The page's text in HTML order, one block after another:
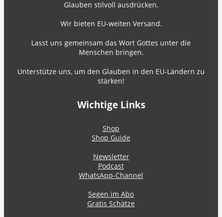
Glauben stilvoll ausdrücken.
Wir bieten EU-weiten Versand.
Lasst uns gemeinsam das Wort Gottes unter die
Menschen bringen.
Unterstütze uns, um den Glauben in den EU-Ländern zu
stärken!
Wichtige Links
Shop
Shop Guide
Newsletter
Podcast
WhatsApp-Channel
Segen im Abo
Gratis Schätze